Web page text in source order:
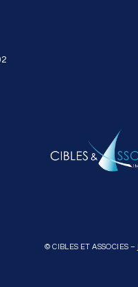
© CIBLES ET ASSOCIES –